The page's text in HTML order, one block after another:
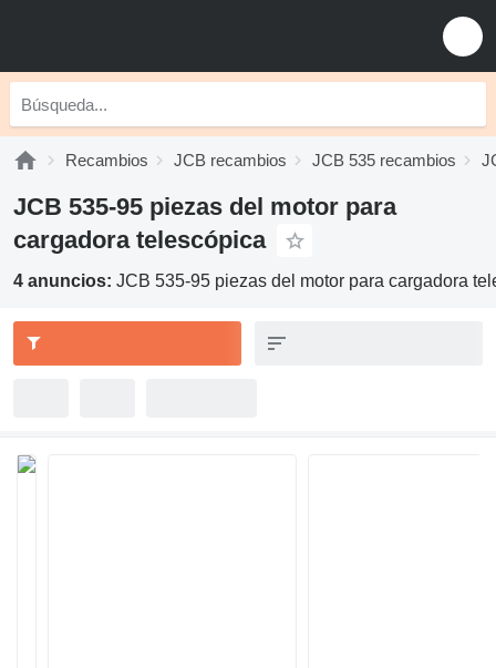
Recambios JCB recambios JCB 535 recambios
JCB 535-95 piezas del motor para
cargadora telescópica
4 anuncios: JCB 535-95 piezas del motor para cargadora